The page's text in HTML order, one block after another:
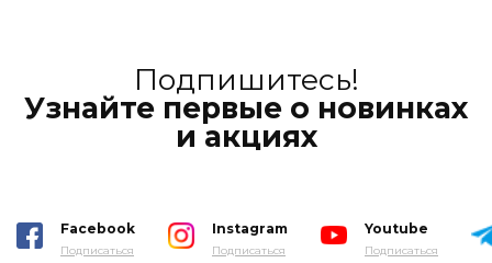
Подпишитесь!
Узнайте первые о новинках
и акциях
Facebook
Подписаться
Instagram
Подписаться
Youtube
Подписаться